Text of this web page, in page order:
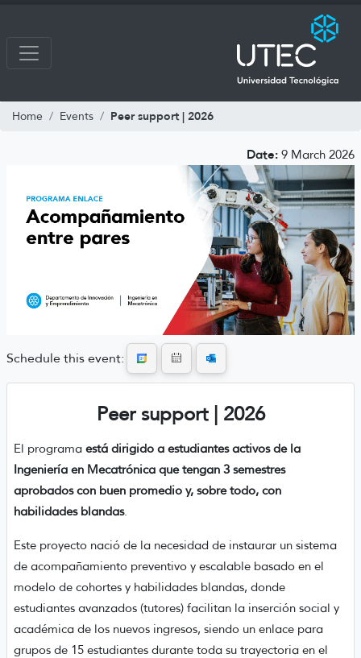
Home Events Peer support | 2026
Date: 9 March 2026
Schedule this event:
Peer support | 2026
El programa está dirigido a estudiantes activos de la
Ingeniería en Mecatrónica que tengan 3 semestres
aprobados con buen promedio y, sobre todo, con
habilidades blandas.
Este proyecto nació de la necesidad de instaurar un sistema
de acompañamiento preventivo y escalable basado en el
modelo de cohortes y habilidades blandas, donde
estudiantes avanzados (tutores) facilitan la inserción social y
académica de los nuevos ingresos, siendo un enlace para
grupos de 15 estudiantes durante toda su trayectoria en el